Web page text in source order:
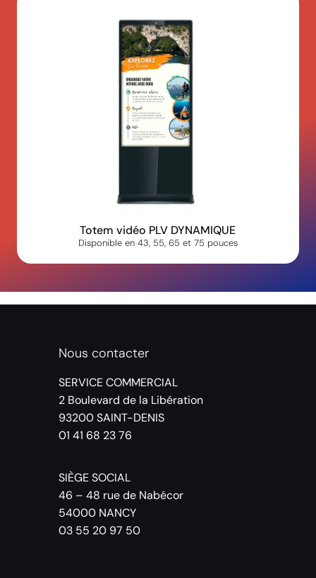
Totem vidéo PLV DYNAMIQUE
Disponible en 43, 55, 65 et 75 pouces
Nous contacter
SERVICE COMMERCIAL
2 Boulevard de la Libération
93200 SAINT-DENIS
01 41 68 23 76
SIÈGE SOCIAL
46 – 48 rue de Nabécor
54000 NANCY
03 55 20 97 50